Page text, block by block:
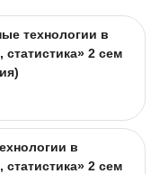
технологии в
2 сем
в
2 сем